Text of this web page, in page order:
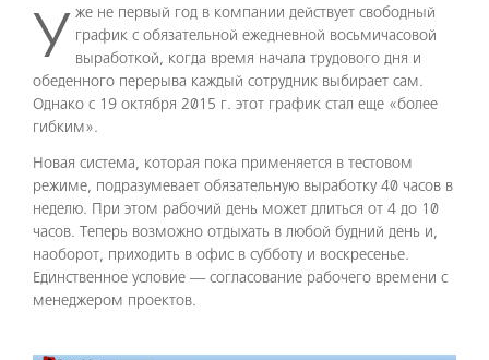
Уже не первый год в компании действует свободный график с обязательной ежедневной восьмичасовой
выработкой, когда время начала трудового дня и
обеденного перерыва каждый сотрудник выбирает сам.
Однако с 19 октября 2015 г. этот график стал еще «более
гибким».
Новая система, которая пока применяется в тестовом
режиме, подразумевает обязательную выработку 40 часов в
неделю. При этом рабочий день может длиться от 4 до 10
часов. Теперь возможно отдыхать в любой будний день и,
наоборот, приходить в офис в субботу и воскресенье.
Единственное условие — согласование рабочего времени с
менеджером проектов.